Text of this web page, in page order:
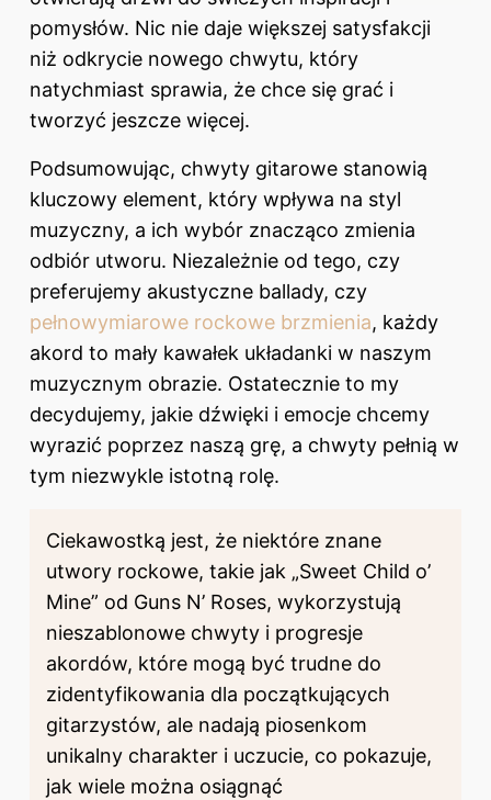
pomysłów. Nic nie daje większej satysfakcji
niż odkrycie nowego chwytu, który
natychmiast sprawia, że chce się grać i
tworzyć jeszcze więcej.
Podsumowując, chwyty gitarowe stanowią
kluczowy element, który wpływa na styl
muzyczny, a ich wybór znacząco zmienia
odbiór utworu. Niezależnie od tego, czy
preferujemy akustyczne ballady, czy
pełnowymiarowe rockowe brzmienia, każdy
akord to mały kawałek układanki w naszym
muzycznym obrazie. Ostatecznie to my
decydujemy, jakie dźwięki i emocje chcemy
wyrazić poprzez naszą grę, a chwyty pełnią w
tym niezwykle istotną rolę.
Ciekawostką jest, że niektóre znane
utwory rockowe, takie jak „Sweet Child o’
Mine” od Guns N’ Roses, wykorzystują
nieszablonowe chwyty i progresje
akordów, które mogą być trudne do
zidentyfikowania dla początkujących
gitarzystów, ale nadają piosenkom
unikalny charakter i uczucie, co pokazuje,
jak wiele można osiągnąć